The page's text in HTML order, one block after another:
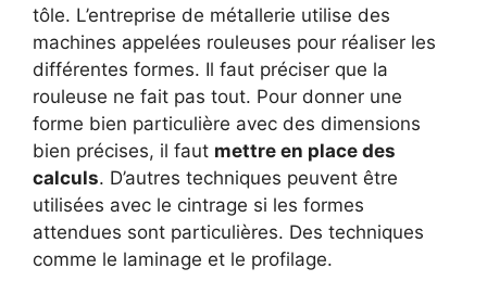
tôle. L’entreprise de métallerie utilise des
machines appelées rouleuses pour réaliser les
différentes formes. Il faut préciser que la
rouleuse ne fait pas tout. Pour donner une
forme bien particulière avec des dimensions
bien précises, il faut mettre en place des
calculs. D’autres techniques peuvent être
utilisées avec le cintrage si les formes
attendues sont particulières. Des techniques
comme le laminage et le profilage.